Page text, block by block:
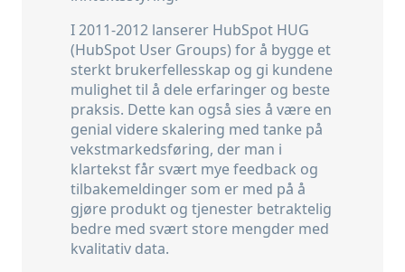
I 2011-2012 lanserer HubSpot HUG
(HubSpot User Groups) for å bygge et
sterkt brukerfellesskap og gi kundene
mulighet til å dele erfaringer og beste
praksis. Dette kan også sies å være en
genial videre skalering med tanke på
vekstmarkedsføring, der man i
klartekst får svært mye feedback og
tilbakemeldinger som er med på å
gjøre produkt og tjenester betraktelig
bedre med svært store mengder med
kvalitativ data.